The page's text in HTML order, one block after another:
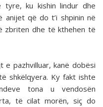
tyre, ku kishin lindur dhe
anijet që do t’i shpinin në
zbriten dhe të kthehen të
pazhvilluar, kanë dobësi
shkëlqyera. Ky fakt ishte
tona u vendosën
të cilat morën, siç do